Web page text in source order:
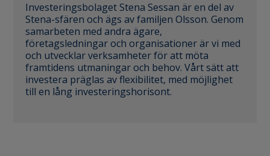
Investeringsbolaget Stena Sessan är en del av
Stena-sfären och ägs av familjen Olsson. Genom
samarbeten med andra ägare,
företagsledningar och organisationer är vi med
och utvecklar verksamheter för att möta
framtidens utmaningar och behov. Vårt sätt att
investera präglas av flexibilitet, med möjlighet
till en lång investeringshorisont.